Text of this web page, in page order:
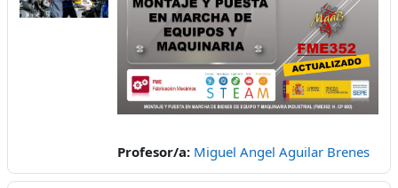
Profesor/a: Miguel Angel Aguilar Brenes